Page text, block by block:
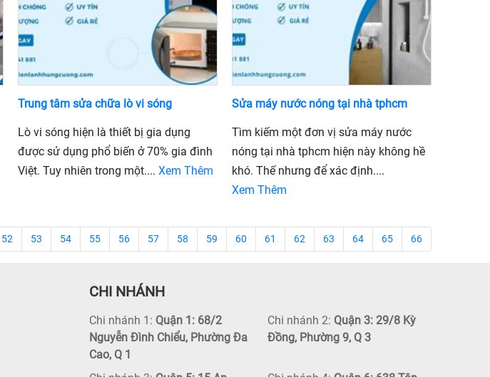
Trung tâm sửa chữa lò vi sóng
Lò vi sóng hiện là thiết bị gia dụng
được sử dụng phổ biến ở 70% gia đình
Việt. Tuy nhiên trong một.... Xem Thêm
Sửa máy nước nóng tại nhà tphcm
Tìm kiếm một đơn vị sửa máy nước
nóng tại nhà tphcm hiện này không hề
khó. Thế nhưng để xác định....
Xem Thêm
52 53 54 55 56 57 58 59 60 61 62 63 64 65 66
CHI NHÁNH
Chi nhánh 1: Quận 1: 68/2
Nguyễn Đình Chiểu, Phường Đa
Cao, Q 1
Chi nhánh 2: Quận 3: 29/8 Kỳ
Đồng, Phường 9, Q 3